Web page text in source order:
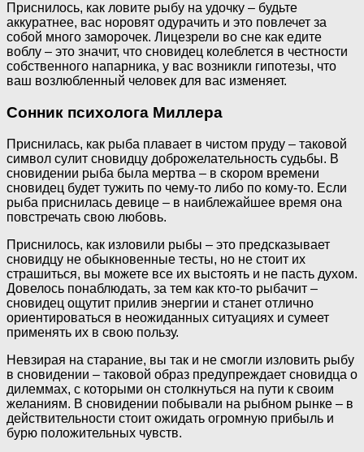
Приснилось, как ловите рыбу на удочку – будьте
аккуратнее, вас норовят одурачить и это повлечет за
собой много заморочек. Лицезрели во сне как едите
воблу – это значит, что сновидец колеблется в честности
собственного напарника, у вас возникли гипотезы, что
ваш возлюбленный человек для вас изменяет.
Сонник психолога Миллера
Приснилась, как рыба плавает в чистом пруду – таковой
символ сулит сновидцу доброжелательность судьбы. В
сновидении рыба была мертва – в скором времени
сновидец будет тужить по чему-то либо по кому-то. Если
рыба приснилась девице – в наиблежайшее время она
повстречать свою любовь.
Приснилось, как изловили рыбы – это предсказывает
сновидцу не обыкновенные тесты, но не стоит их
страшиться, вы можете все их выстоять и не пасть духом.
Довелось понаблюдать, за тем как кто-то рыбачит –
сновидец ощутит прилив энергии и станет отлично
ориентироваться в неожиданных ситуациях и сумеет
применять их в свою пользу.
Невзирая на старание, вы так и не смогли изловить рыбу
в сновидении – таковой образ предупреждает сновидца о
дилеммах, с которыми он столкнуться на пути к своим
желаниям. В сновидении побывали на рыбном рынке – в
действительности стоит ожидать огромную прибыль и
бурю положительных чувств.